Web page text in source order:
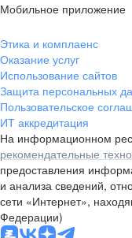
Мобильное приложение
Этика и комплаенс
Оказание услуг
Использование сайтов
Защита персональных
Пользовательское
ИТ аккредитация
На информационном
рекомендательные
предоставления
и анализа сведений,
сети «Интернет»,
Федерации)